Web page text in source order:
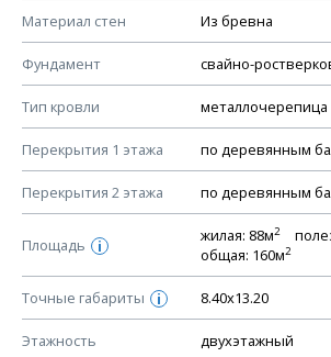
Материал стен Из бревна
Фундамент свайно-
Тип кровли металлочерепица
Перекрытия 1 этажа по деревянным
Перекрытия 2 этажа по деревянным
Площадь i
жилая: 88м2
общая: 160м2
Точные габариты i 8.40х13.20
Этажность двухэтажный
КОНСТРУКТИВНЫЕ РЕШЕНИЯ (КР)
Ведомость рабочих чертежей
План фундамента
Устройство фундамента,
Планы перекрытий этажей,
Устройство перекрытий
Устройство стен
Спецификация материалов стен
Схема расположения лаг чердака (если
Схема расположения элементов